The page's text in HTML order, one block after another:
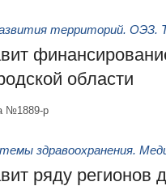
территорий. ОЭЗ.
области
№1889-р
здравоохранения.
ряду регионов